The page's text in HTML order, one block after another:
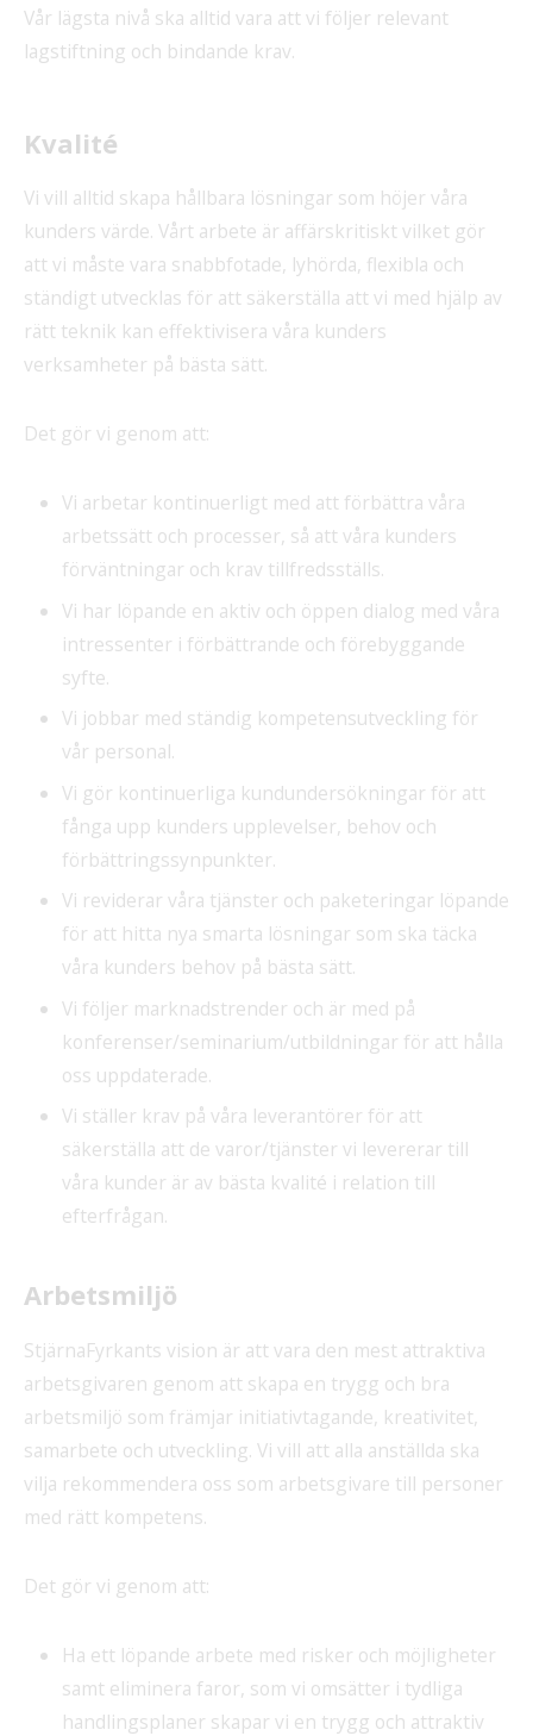
Vår lägsta nivå ska alltid vara att vi följer relevant
lagstiftning och bindande krav.
Kvalité
Vi vill alltid skapa hållbara lösningar som höjer våra
kunders värde. Vårt arbete är affärskritiskt vilket gör
att vi måste vara snabbfotade, lyhörda, flexibla och
ständigt utvecklas för att säkerställa att vi med hjälp av
rätt teknik kan effektivisera våra kunders
verksamheter på bästa sätt.
Det gör vi genom att:
Vi arbetar kontinuerligt med att förbättra våra
arbetssätt och processer, så att våra kunders
förväntningar och krav tillfredsställs.
Vi har löpande en aktiv och öppen dialog med våra
intressenter i förbättrande och förebyggande
syfte.
Vi jobbar med ständig kompetensutveckling för
vår personal.
Vi gör kontinuerliga kundundersökningar för att
fånga upp kunders upplevelser, behov och
förbättringssynpunkter.
Vi reviderar våra tjänster och paketeringar löpande
för att hitta nya smarta lösningar som ska täcka
våra kunders behov på bästa sätt.
Vi följer marknadstrender och är med på
konferenser/seminarium/utbildningar för att hålla
oss uppdaterade.
Vi ställer krav på våra leverantörer för att
säkerställa att de varor/tjänster vi levererar till
våra kunder är av bästa kvalité i relation till
efterfrågan.
Arbetsmiljö
StjärnaFyrkants vision är att vara den mest attraktiva
arbetsgivaren genom att skapa en trygg och bra
arbetsmiljö som främjar initiativtagande, kreativitet,
samarbete och utveckling. Vi vill att alla anställda ska
vilja rekommendera oss som arbetsgivare till personer
med rätt kompetens.
Det gör vi genom att:
Ha ett löpande arbete med risker och möjligheter
samt eliminera faror, som vi omsätter i tydliga
handlingsplaner skapar vi en trygg och attraktiv